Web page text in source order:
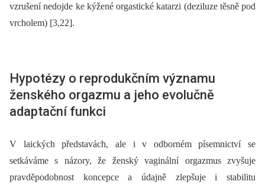
vzrušení nedojde ke kýžené orgastické katarzi (deziluze těsně pod
vrcholem) [3,22].
Hypotézy o reprodukčním významu
ženského orgazmu a jeho evolučně
adaptační funkci
V laických představách, ale i v odborném písemnictví se
setkáváme s názory, že ženský vaginální orgazmus zvyšuje
pravděpodobnost koncepce a údajně zlepšuje i stabilitu